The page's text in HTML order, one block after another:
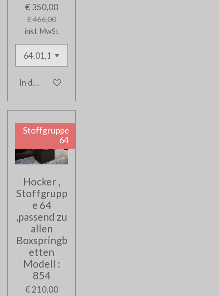
€ 350,00
€ 466,00
inkl. MwSt
In den Warenkorb
Stoffgruppe
64
Hocker ,
Stoffgrupp
e 64
,passend zu
allen
Boxspringb
etten
Modell :
854
€ 210,00